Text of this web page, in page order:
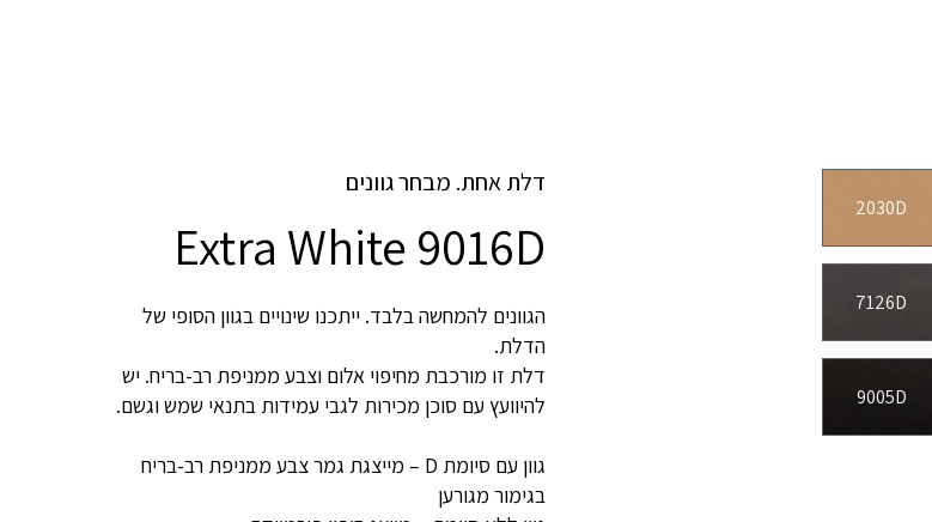
2030D
7126D
9005D
דלת אחת. מבחר גוונים
Extra White 9016D
הגוונים להמחשה בלבד. ייתכנו שינויים בגוון הסופי של
הדלת.
דלת זו מורכבת מחיפוי אלום וצבע ממניפת רב-בריח. יש
להיוועץ עם סוכן מכירות לגבי עמידות בתנאי שמש וגשם.
גוון עם סיומת D – מייצגת גמר צבע ממניפת רב-בריח
בגימור מגורען